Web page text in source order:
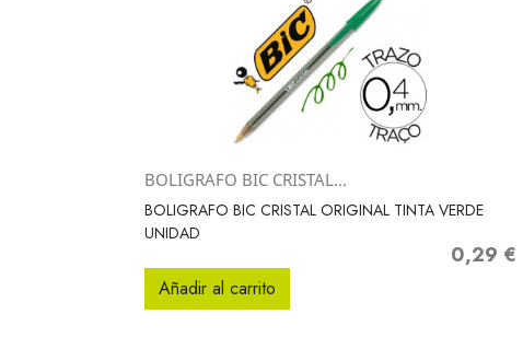
Vista rápida
BOLIGRAFO BIC CRISTAL...
BOLIGRAFO BIC CRISTAL ORIGINAL TINTA VERDE
UNIDAD
Precio
0,29 €
Añadir al carrito